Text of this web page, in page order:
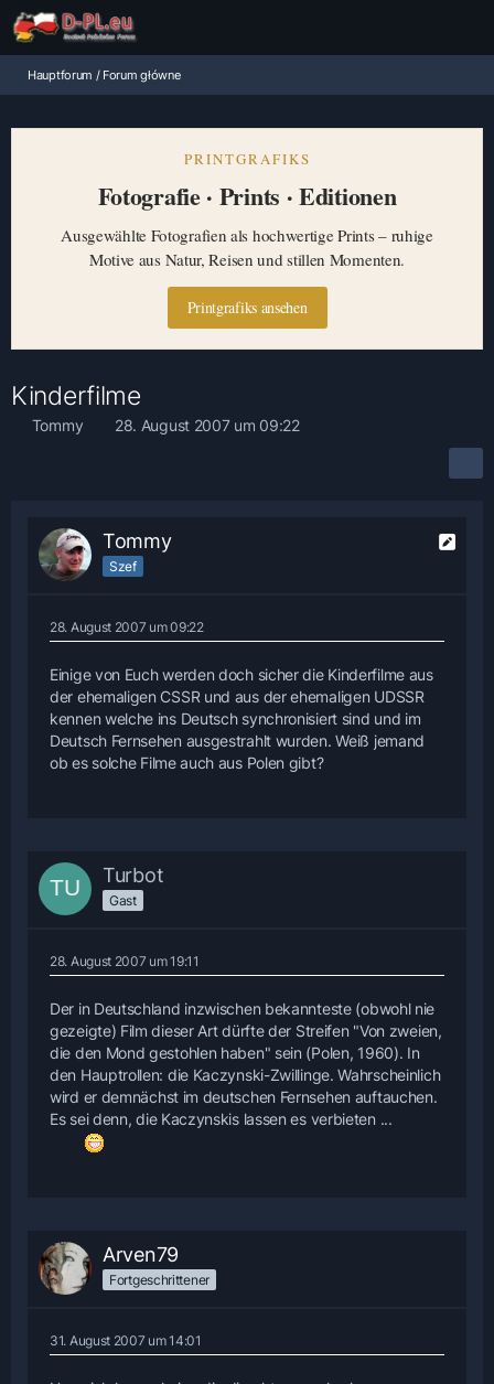
Hauptforum / Forum główne
PRINTGRAFIKS
Fotografie · Prints · Editionen
Ausgewählte Fotografien als hochwertige Prints – ruhige
Motive aus Natur, Reisen und stillen Momenten.
Printgrafiks ansehen
Kinderfilme
Tommy 28. August 2007 um 09:22
Tommy
Szef
28. August 2007 um 09:22
Einige von Euch werden doch sicher die Kinderfilme aus
der ehemaligen CSSR und aus der ehemaligen UDSSR
kennen welche ins Deutsch synchronisiert sind und im
Deutsch Fernsehen ausgestrahlt wurden. Weiß jemand
ob es solche Filme auch aus Polen gibt?
Turbot
Gast
28. August 2007 um 19:11
Der in Deutschland inzwischen bekannteste (obwohl nie
gezeigte) Film dieser Art dürfte der Streifen "Von zweien,
die den Mond gestohlen haben" sein (Polen, 1960). In
den Hauptrollen: die Kaczynski-Zwillinge. Wahrscheinlich
wird er demnächst im deutschen Fernsehen auftauchen.
Es sei denn, die Kaczynskis lassen es verbieten ...
Arven79
Fortgeschrittener
31. August 2007 um 14:01